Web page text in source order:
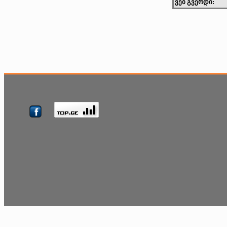
ვებ გვერდი: